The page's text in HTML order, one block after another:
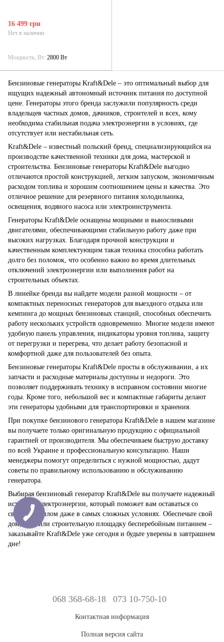
Бензиновые генераторы Kraft&Dele – это оптимальный выбор для
ищущих надежный автономный источник питания по доступной
цене. Генераторы этого бренда заслужили популярность среди
владельцев частных домов, дачников, строителей и всех, кому
необходима стабильная подача электроэнергии в условиях, где
отсутствует или нестабильная сеть.
Kraft&Dele – известный польский бренд, специализирующийся на
производстве качественной техники для дома, мастерской и
строительства. Бензиновые генераторы Kraft&Dele выгодно
отличаются простой конструкцией, легким запуском, экономичным
расходом топлива и хорошим соотношением цены и качества. Это
отличное решение для резервного питания холодильника,
освещения, водяного насоса или электроинструмента.
Генераторы Kraft&Dele оснащены мощными и выносливыми
двигателями, обеспечивающими стабильную работу даже при
высоких нагрузках. Благодаря прочной конструкции и
качественным комплектующим такая техника способна работать
долго без поломок, что особенно важно во время длительных
отключений электроэнергии или выполнения работ на
строительных объектах.
В линейке бренда вы найдете модели разной мощности – от
компактных переносных генераторов для выездного отдыха или
кемпинга до мощных бензиновых станций, способных обеспечить
работу нескольких устройств одновременно. Многие модели имеют
удобную панель управления, индикаторы уровня топлива, защиту
от перегрузки и перегрева, что делает работу безопасной и
комфортной даже для пользователей без опыта.
Бензиновые генераторы Kraft&Dele просты в обслуживании, а их
запчасти и расходные материалы доступны и недороги. Это
позволяет поддерживать технику в исправном состоянии многие
годы. Кроме того, небольшой вес и компактные габариты делают
эти генераторы удобными для транспортировки и хранения.
При покупке бензинового генератора Kraft&Dele в нашем магазине
вы получаете только оригинальную продукцию с официальной
гарантией от производителя. Мы обеспечиваем быструю доставку
по всей Украине и профессиональную консультацию. Наши
менеджеры помогут определиться с нужной мощностью, дадут
советы по правильному использованию и обслуживанию
генератора.
Выбирая бензиновый генератор Kraft&Dele вы получаете надежный
источник электроэнергии, который поможет вам оставаться со
светом и теплом даже в самых сложных условиях. Обеспечьте свой
дом, дачу или строительную площадку бесперебойным питанием –
заказывайте Kraft&Dele уже сегодня и будьте уверены в завтрашнем
дне!
16 499 грн
Нет в наличии
Мощность, Вт 2800 Вт
068 368-68-18 073 10-750-10
Контактная информация
Полная версия сайта
КНОПКА
ЗВ'ЯЗКУ